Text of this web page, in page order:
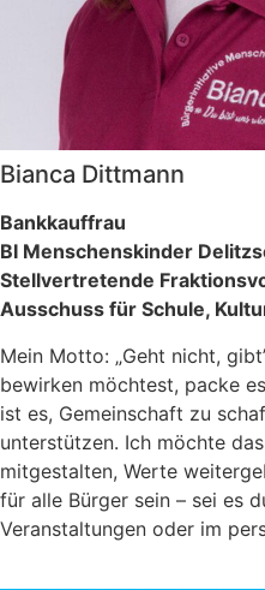
Bianca Dittmann
Bankkauffrau
BI Menschenskinder
Stellvertretende
Ausschuss für Schule,
Mein Motto: „Geht nicht,
bewirken möchtest, packe
ist es, Gemeinschaft zu
unterstützen. Ich möchte
mitgestalten, Werte
für alle Bürger sein – sei es
Veranstaltungen oder im